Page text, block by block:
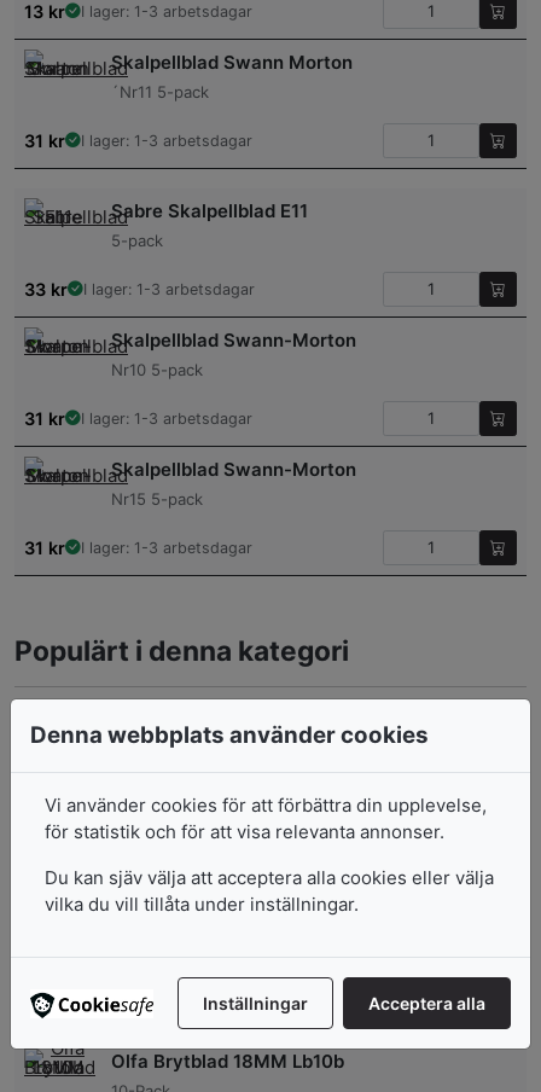
13 kr I lager: 1-3 arbetsdagar
Skalpellblad Swann Morton
´Nr11 5-pack
31 kr I lager: 1-3 arbetsdagar
Sabre Skalpellblad E11
5-pack
33 kr I lager: 1-3 arbetsdagar
Skalpellblad Swann-Morton
Nr10 5-pack
31 kr I lager: 1-3 arbetsdagar
Skalpellblad Swann-Morton
Nr15 5-pack
31 kr I lager: 1-3 arbetsdagar
Populärt i denna kategori
Knivblad Ergokaart Raka10-Pack
44kr I lager: 1-3 arbetsdagar
Ergokaart Blad till Precisionskniv
40kr I lager: 1-3 arbetsdagar
50-Pack
349kr I lager: 1-3 arbetsdagar
Olfa Brytblad 18MM Lb10b
Denna webbplats använder cookies
Vi använder cookies för att förbättra din upplevelse,
för statistik och för att visa relevanta annonser.
Du kan sjäv välja att acceptera alla cookies eller välja
vilka du vill tillåta under inställningar.
Inställningar Acceptera alla